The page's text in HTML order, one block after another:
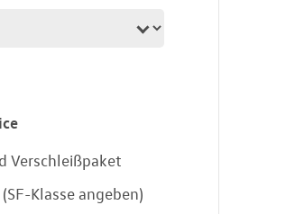
Verschleißpaket
Klasse angeben)